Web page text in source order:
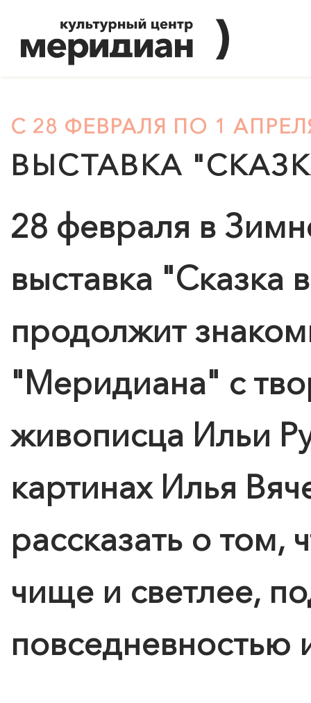
С 28 ФЕВРАЛЯ ПО 1
ВЫСТАВКА
28 февраля в
выставка "Сказка
продолжит
"Меридиана" с
живописца Ильи
картинах Илья
рассказать о том,
чище и светлее,
повседневностью